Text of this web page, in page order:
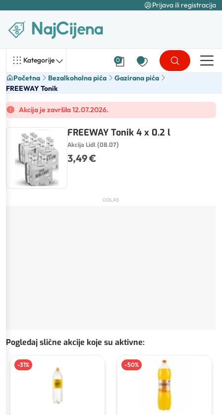
Prijava ili registracija
Kategorije 0
Početna Bezalkoholna pića
Gazirana pića
FREEWAY Tonik
Akcija je završila 12.07.2026.
FREEWAY Tonik 4 x 0.2 l
Akcija Lidl (08.07)
3,49 €
OGLAS
Pogledaj slične akcije koje su aktivne:
-31% -50%